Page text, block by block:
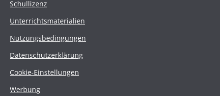
Schullizenz
Unterrichtsmaterialien
Nutzungsbedingungen
Datenschutzerklärung
Cookie-Einstellungen
Werbung